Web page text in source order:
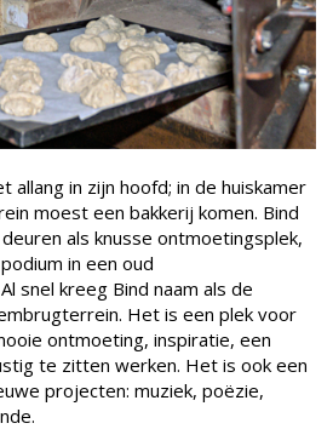
allang in zijn hoofd; in de huiskamer
moest een bakkerij komen. Bind
als knusse ontmoetingsplek,
in een oud
snel kreeg Bind naam als de
Het is een plek voor
ontmoeting, inspiratie, een
te zitten werken. Het is ook een
projecten: muziek, poëzie,